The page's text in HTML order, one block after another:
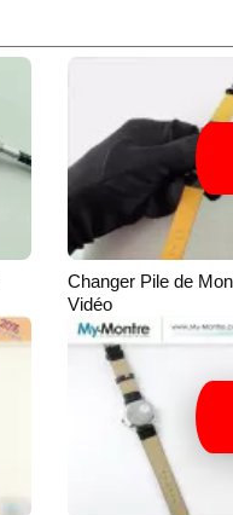
Changer Pile de
Vidéo